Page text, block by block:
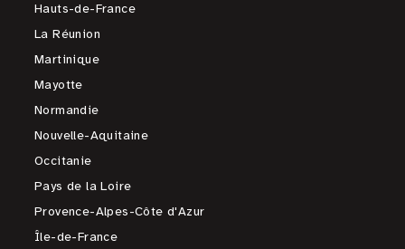
Hauts-de-France
La Réunion
Martinique
Mayotte
Normandie
Nouvelle-Aquitaine
Occitanie
Pays de la Loire
Provence-Alpes-Côte d'Azur
Île-de-France